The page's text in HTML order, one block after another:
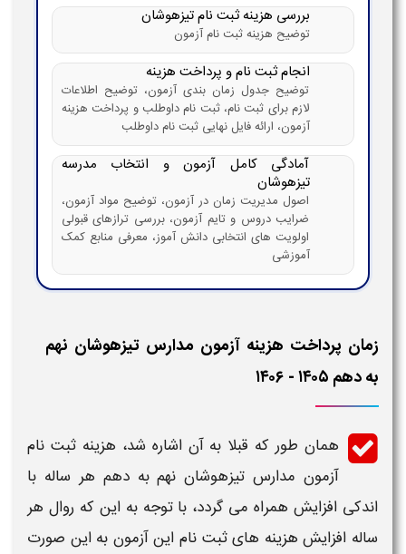
بررسی هزینه ثبت نام تیزهوشان
توضیح هزینه ثبت نام آزمون
انجام ثبت نام و پرداخت هزینه
توضیح جدول زمان بندی آزمون، توضیح اطلاعات
لازم برای ثبت نام، ثبت نام داوطلب و پرداخت هزینه
آزمون، ارائه فایل نهایی ثبت نام داوطلب
آمادگی کامل آزمون و انتخاب مدرسه
تیزهوشان
اصول مدیریت زمان در آزمون، توضیح مواد آزمون،
ضرایب دروس و تایم آزمون، بررسی ترازهای قبولی
اولویت های انتخابی دانش آموز، معرفی منابع کمک
آموزشی
زمان پرداخت هزینه آزمون مدارس تیزهوشان نهم
به دهم ۱۴۰۵ - ۱۴۰۶
همان طور که قبلا به آن اشاره شد، هزینه ثبت نام
آزمون مدارس تیزهوشان نهم به دهم هر ساله با
اندکی افزایش همراه می گردد، با توجه به این که روال هر
ساله افزایش هزینه های ثبت نام این آزمون به این صورت